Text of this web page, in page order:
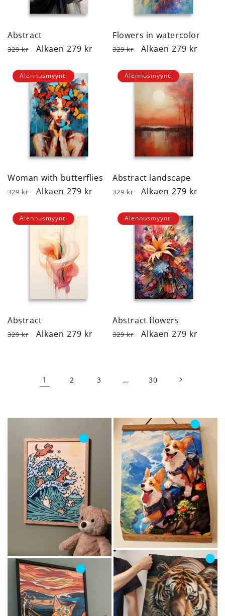
Abstract
Normaalihinta
329 kr Alennushinta
Alkaen 279 kr
Flowers in watercolor
Normaalihinta
329 kr Alennushinta
Alkaen 279 kr
Alennusmyynti
Woman with butterflies
Normaalihinta
329 kr Alennushinta
Alkaen 279 kr
Alennusmyynti
Abstract landscape
Normaalihinta
329 kr Alennushinta
Alkaen 279 kr
Alennusmyynti
Abstract
Normaalihinta
329 kr Alennushinta
Alkaen 279 kr
Alennusmyynti
Abstract flowers
Normaalihinta
329 kr Alennushinta
Alkaen 279 kr
1 2 3 … 30